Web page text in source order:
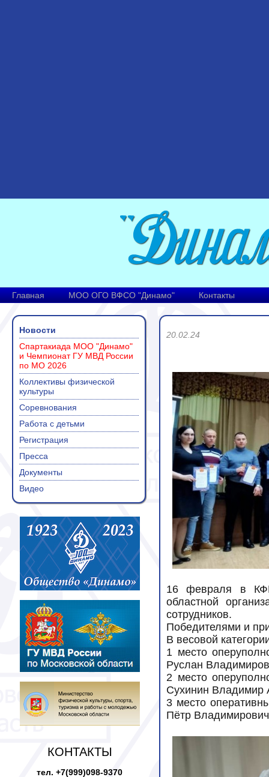
Главная МОО ОГО ВФСО "Динамо" Контакты
Новости
Спартакиада МОО "Динамо"
и Чемпионат ГУ МВД России
по МО 2026
Коллективы физической
культуры
Соревнования
Работа с детьми
Регистрация
Пресса
Документы
Видео
КОНТАКТЫ
тел. +7(999)098-9370
20.02.24
16 февраля в
областной
сотрудников.
Победителями и
В весовой
1 место
Руслан
2 место
Сухинин Владимир
3 место
Пётр Владимирович